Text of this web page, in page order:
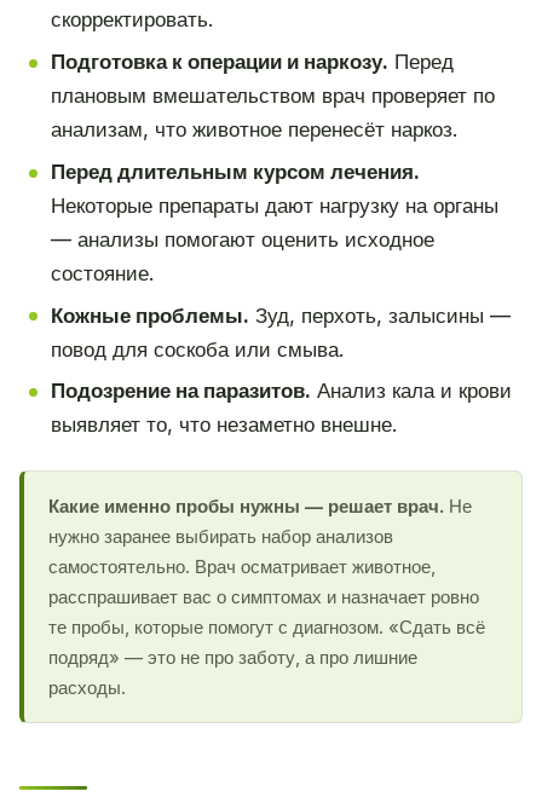
скорректировать.
Подготовка к операции и наркозу. Перед
плановым вмешательством врач проверяет по
анализам, что животное перенесёт наркоз.
Перед длительным курсом лечения.
Некоторые препараты дают нагрузку на органы
— анализы помогают оценить исходное
состояние.
Кожные проблемы. Зуд, перхоть, залысины —
повод для соскоба или смыва.
Подозрение на паразитов. Анализ кала и крови
выявляет то, что незаметно внешне.
Какие именно пробы нужны — решает врач. Не
нужно заранее выбирать набор анализов
самостоятельно. Врач осматривает животное,
расспрашивает вас о симптомах и назначает ровно
те пробы, которые помогут с диагнозом. «Сдать всё
подряд» — это не про заботу, а про лишние
расходы.